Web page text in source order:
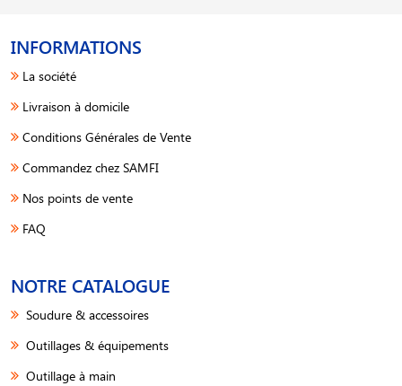
INFORMATIONS
La société
Livraison à domicile
Conditions Générales de Vente
Commandez chez SAMFI
Nos points de vente
FAQ
NOTRE CATALOGUE
Soudure & accessoires
Outillages & équipements
Outillage à main